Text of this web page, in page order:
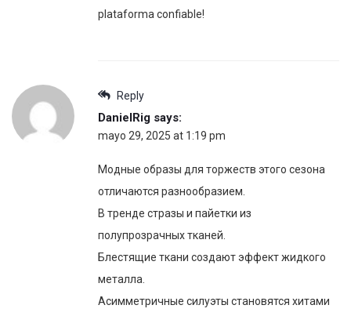
plataforma confiable!
Reply
DanielRig says:
mayo 29, 2025 at 1:19 pm
Модные образы для торжеств этого сезона
отличаются разнообразием.
В тренде стразы и пайетки из
полупрозрачных тканей.
Блестящие ткани создают эффект жидкого
металла.
Асимметричные силуэты становятся хитами